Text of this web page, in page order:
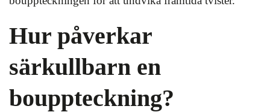
Hur påverkar
särkullbarn en
bouppteckning?